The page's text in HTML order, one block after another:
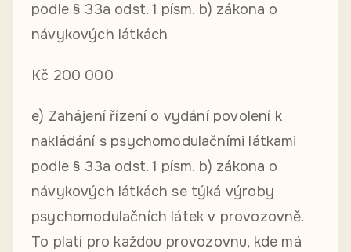
podle § 33a odst. 1 písm. b) zákona o
návykových látkách
Kč 200 000
e) Zahájení řízení o vydání povolení k
nakládání s psychomodulačními látkami
podle § 33a odst. 1 písm. b) zákona o
návykových látkách se týká výroby
psychomodulačních látek v provozovně.
To platí pro každou provozovnu, kde má